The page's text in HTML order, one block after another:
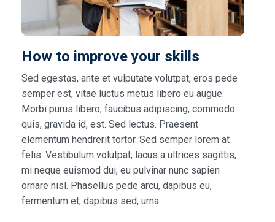
How to improve your skills
Sed egestas, ante et vulputate volutpat, eros pede
semper est, vitae luctus metus libero eu augue.
Morbi purus libero, faucibus adipiscing, commodo
quis, gravida id, est. Sed lectus. Praesent
elementum hendrerit tortor. Sed semper lorem at
felis. Vestibulum volutpat, lacus a ultrices sagittis,
mi neque euismod dui, eu pulvinar nunc sapien
ornare nisl. Phasellus pede arcu, dapibus eu,
fermentum et, dapibus sed, urna.